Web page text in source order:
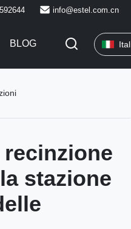
info@estel.com.cn
BLOG
recinzione
stazione